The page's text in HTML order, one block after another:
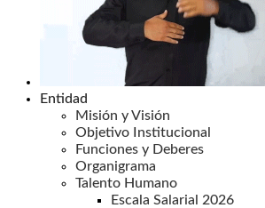
Entidad
Misión y Visión
Objetivo Institucional
Funciones y Deberes
Organigrama
Talento Humano
Escala Salarial 2026